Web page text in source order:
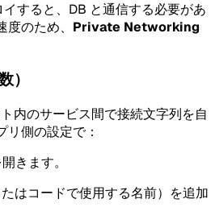
すると、DB と通信する必要があ
のため、 Private Networking
）
内のサービス間で接続文字列を自
側の設定で：
きます。
たはコードで使用する名前）を追加